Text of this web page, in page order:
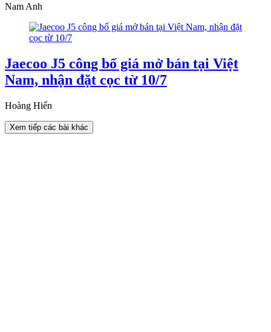
Nam Anh
Jaecoo J5 công bố giá mở bán tại Việt
Nam, nhận đặt cọc từ 10/7
Hoàng Hiển
Xem tiếp các bài khác